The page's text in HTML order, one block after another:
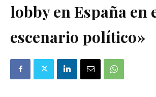
lobby en España en
escenario político»